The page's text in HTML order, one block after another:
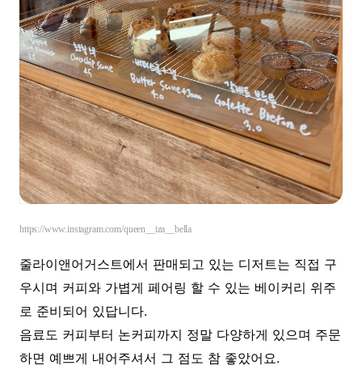
https://www.instagram.com/queen__iza__bella
줄라이앤어거스트에서 판매되고 있는 디저트는 직접 구
우시며 커피와 가볍게 페어링 할 수 있는 베이커리 위주
로 준비되어 있답니다.
음료도 커피부터 논커피까지 정말 다양하게 있으며 주문
하면 예쁘게 내어주셔서 그 점도 참 좋았어요.